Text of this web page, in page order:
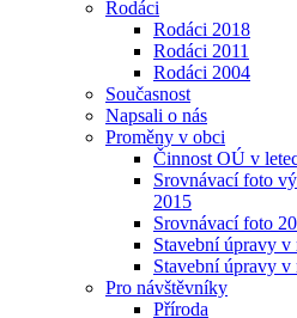
Rodáci
Rodáci 2018
Rodáci 2011
Rodáci 2004
Současnost
Napsali o nás
Proměny v obci
Činnost OÚ v
Srovnávací foto
2015
Srovnávací foto
Stavební úpravy v
Stavební úpravy v
Pro návštěvníky
Příroda